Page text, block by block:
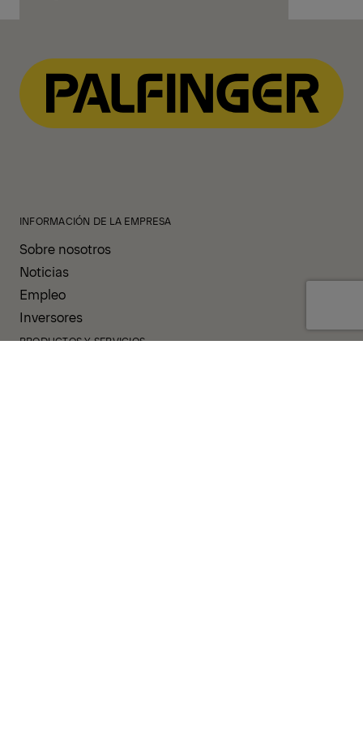
INFORMACIÓN DE LA EMPRESA
Sobre nosotros
Noticias
Empleo
Inversores
PRODUCTOS Y SERVICIOS